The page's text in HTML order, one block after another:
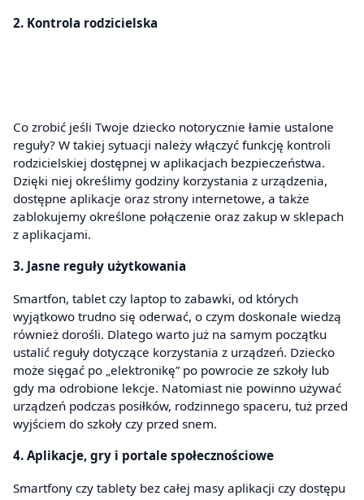
2. Kontrola rodzicielska
Co zrobić jeśli Twoje dziecko notorycznie łamie ustalone
reguły? W takiej sytuacji należy włączyć funkcję kontroli
rodzicielskiej dostępnej w aplikacjach bezpieczeństwa.
Dzięki niej określimy godziny korzystania z urządzenia,
dostępne aplikacje oraz strony internetowe, a także
zablokujemy określone połączenie oraz zakup w sklepach
z aplikacjami.
3. Jasne reguły użytkowania
Smartfon, tablet czy laptop to zabawki, od których
wyjątkowo trudno się oderwać, o czym doskonale wiedzą
również dorośli. Dlatego warto już na samym początku
ustalić reguły dotyczące korzystania z urządzeń. Dziecko
może sięgać po „elektronikę” po powrocie ze szkoły lub
gdy ma odrobione lekcje. Natomiast nie powinno używać
urządzeń podczas posiłków, rodzinnego spaceru, tuż przed
wyjściem do szkoły czy przed snem.
4. Aplikacje, gry i portale społecznościowe
Smartfony czy tablety bez całej masy aplikacji czy dostępu